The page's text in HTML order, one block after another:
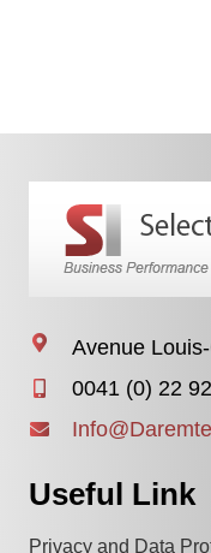
Avenue
0041 (0) 22
Useful Link
Privacy and Data